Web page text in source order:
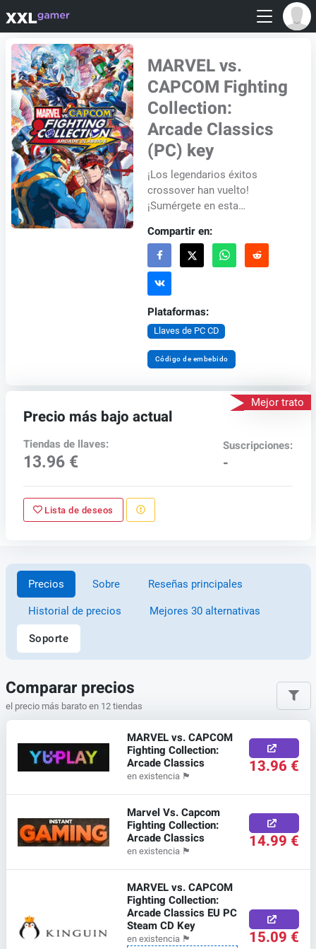
MARVEL vs.
CAPCOM Fighting
Collection:
Arcade Classics
(PC) key
¡Los legendarios éxitos
crossover han vuelto!
¡Sumérgete en esta
clásicos arcade que incluye
los populares juegos
crossover d...
Compartir en:
Plataformas:
Llaves de PC CD
Código de embebido
Mejor trato
Precio más bajo actual
Tiendas de llaves:
13.96 €
Suscripciones:
-
Lista de deseos
Precios Sobre Reseñas principales
Historial de precios Mejores 30 alternativas
Soporte
Comparar precios
el precio más barato en 12 tiendas
MARVEL vs. CAPCOM
Fighting Collection:
Arcade Classics
en existencia 🏴 13.96 €
Marvel Vs. Capcom
Fighting Collection:
Arcade Classics
en existencia 🏴 14.99 €
MARVEL vs. CAPCOM
Fighting Collection:
Arcade Classics EU PC
Steam CD Key
en existencia 🏴 15.09 €